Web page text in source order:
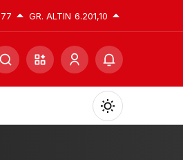
GR. ALTIN 6.201,10
Mod
değiştir